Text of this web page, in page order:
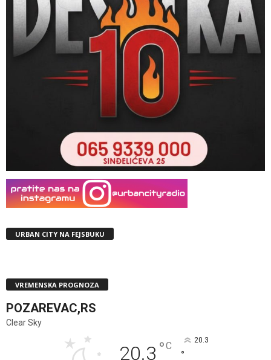
URBAN CITY NA FEJSBUKU
VREMENSKA PROGNOZA
POZAREVAC,RS
Clear Sky
20.3 °C 20.3
°